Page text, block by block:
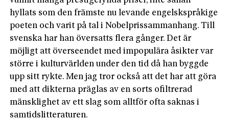
hyllats som den främste nu levande engelskspråkige
poeten och varit på tal i Nobelprissammanhang. Till
svenska har han översatts flera gånger. Det är
möjligt att överseendet med impopulära åsikter var
större i kulturvärlden under den tid då han byggde
upp sitt rykte. Men jag tror också att det har att göra
med att dikterna präglas av en sorts ofiltrerad
mänsklighet av ett slag som alltför ofta saknas i
samtidslitteraturen.